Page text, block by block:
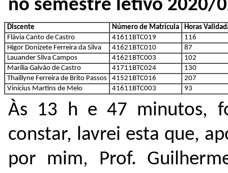
no semestre letivo 2020/
Discente Número de Matrícula
Horas
Flávia Canto de Castro
41611BTC019
116
Higor Donizete Ferreira da Silva
41621BTC010
87
Lauander Silva Campos
41621BTC003
102
Marília Galvão de Castro
41711BTC024
130
Thaillyne Ferreira de Brito Passos
41521BTC016
207
Vinícius Martins de Melo
41611BTC003 93
Às 13 h e 47 minutos,
constar, lavrei esta que,
por mim, Prof.